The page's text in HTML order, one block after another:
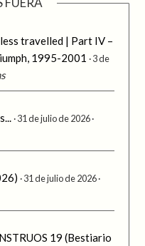
travelled | Part IV –
1995-2001
3 de
31 de julio de 2026
31 de julio de 2026
19 (Bestiario